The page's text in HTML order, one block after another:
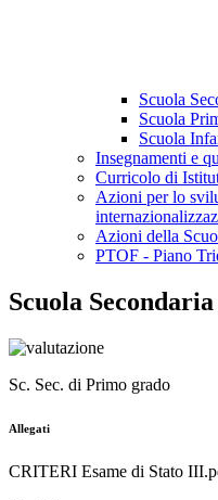
Scuola
Scuola
Scuola
Insegnamenti e
Curricolo di
Azioni per lo
Azioni della
PTOF - Piano
Scuola
Sc. Sec. di Primo grado
Allegati
CRITERI Esame di Stato